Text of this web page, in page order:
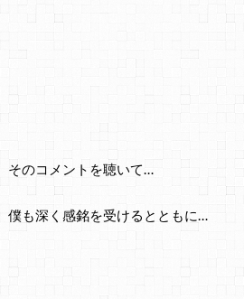
そのコメントを聴いて…
僕も深く感銘を受けるとともに…